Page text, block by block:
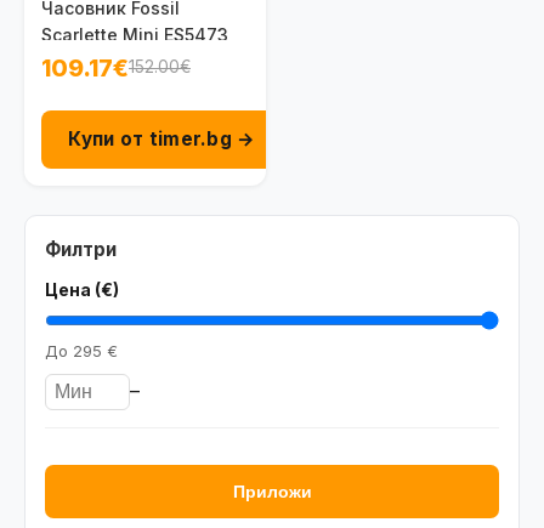
Филтри
Цена (€)
До 295 €
–
Приложи
Часовник Fossil
Scarlette Mini ES5473
109.17€152.00€
Купи от timer.bg →